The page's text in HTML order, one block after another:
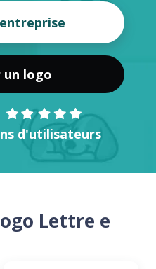
un logo
d'utilisateurs
Lettre e